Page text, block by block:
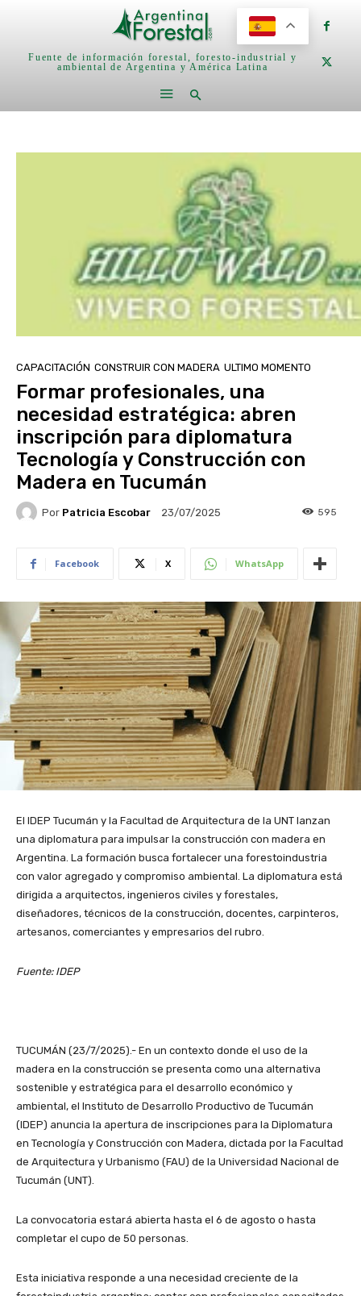
Fuente de información forestal, foresto-industrial y
ambiental de Argentina y América Latina
CAPACITACIÓN CONSTRUIR CON MADERA ULTIMO MOMENTO
Formar profesionales, una
necesidad estratégica: abren
inscripción para diplomatura
Tecnología y Construcción con
Madera en Tucumán
Por Patricia Escobar 23/07/2025 595
Facebook X WhatsApp
El IDEP Tucumán y la Facultad de Arquitectura de la UNT lanzan
una diplomatura para impulsar la construcción con madera en
Argentina. La formación busca fortalecer una forestoindustria
con valor agregado y compromiso ambiental. La diplomatura está
dirigida a arquitectos, ingenieros civiles y forestales,
diseñadores, técnicos de la construcción, docentes, carpinteros,
artesanos, comerciantes y empresarios del rubro.
Fuente: IDEP
TUCUMÁN (23/7/2025).- En un contexto donde el uso de la
madera en la construcción se presenta como una alternativa
sostenible y estratégica para el desarrollo económico y
ambiental, el Instituto de Desarrollo Productivo de Tucumán
(IDEP) anuncia la apertura de inscripciones para la Diplomatura
en Tecnología y Construcción con Madera, dictada por la Facultad
de Arquitectura y Urbanismo (FAU) de la Universidad Nacional de
Tucumán (UNT).
La convocatoria estará abierta hasta el 6 de agosto o hasta
completar el cupo de 50 personas.
Esta iniciativa responde a una necesidad creciente de la